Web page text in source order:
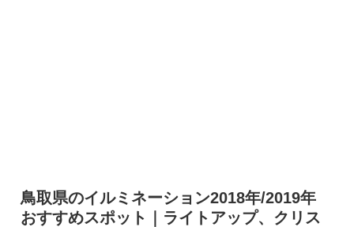
鳥取県のイルミネーション2018年/2019年
おすすめスポット｜ライトアップ、クリス